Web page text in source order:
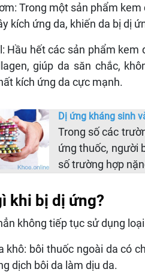
Trong một sản phẩm
kích ứng da, khiến da bị dị
Hầu hết các sản phẩm
giúp da săn chắc,
kích ứng da cực mạnh.
Dị ứng kháng sinh
Trong số các
ứng thuốc, người
số trường hợp
khi bị dị ứng?
không tiếp tục sử dụng
khô: bôi thuốc ngoài da có
dịch bôi da làm dịu da.